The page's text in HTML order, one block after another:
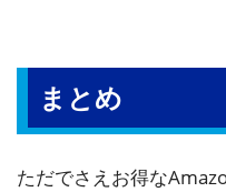
まとめ
ただでさえお得な